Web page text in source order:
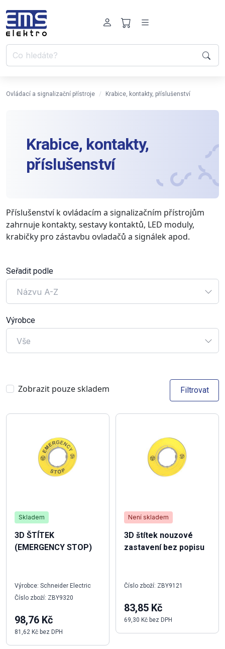
Ovládací a signalizační přístroje Krabice, kontakty, příslušenství
Krabice, kontakty,
příslušenství
Příslušenství k ovládacím a signalizačním přístrojům
zahrnuje kontakty, sestavy kontaktů, LED moduly,
krabičky pro zástavbu ovladačů a signálek apod.
Seřadit podle
Názvu A-Z
Výrobce
Vše
Zobrazit pouze skladem Filtrovat
Skladem
3D ŠTÍTEK
(EMERGENCY STOP)
Výrobce: Schneider Electric
Číslo zboží: ZBY9320
98,76 Kč
81,62 Kč bez DPH
Není skladem
3D štítek nouzové
zastavení bez popisu
Číslo zboží: ZBY9121
83,85 Kč
69,30 Kč bez DPH